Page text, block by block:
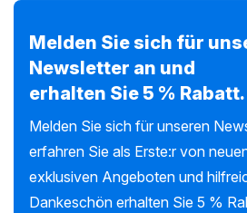
Melden Sie sich für
Newsletter an und
erhalten Sie 5 % Rabatt.
Melden Sie sich für unseren
erfahren Sie als Erste:r von
exklusiven Angeboten und
Dankeschön erhalten Sie 5 %